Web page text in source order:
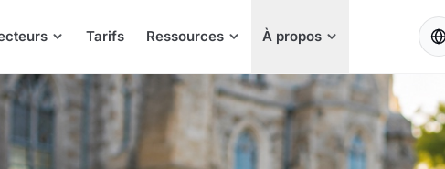
Tarifs Ressources À propos FR